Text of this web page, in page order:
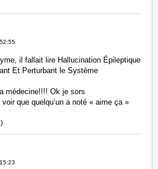
il fallait lire Hallucination Épileptique
Et Perturbant le Système
médecine!!!! Ok je sors
que quelqu’un a noté « aime ça »